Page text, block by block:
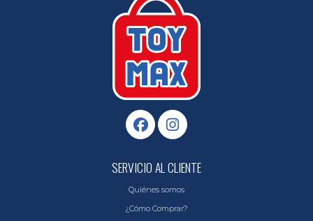
SERVICIO AL CLIENTE
Quiénes somos
¿Cómo Comprar?